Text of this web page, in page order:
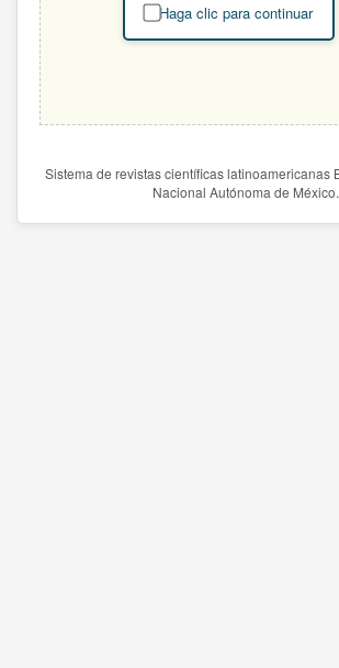
Haga clic para continuar
Sistema de revistas científicas latinoamericanas
Nacional Autónoma de México.